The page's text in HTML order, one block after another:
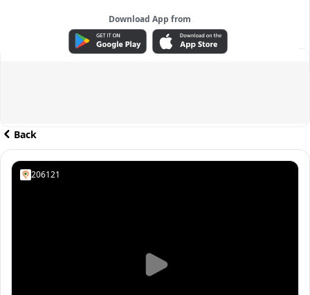
Download App from
ADVERTISEMENT
Back
206121